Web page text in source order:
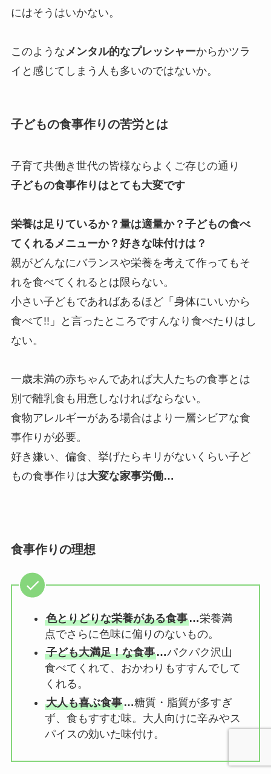
にはそうはいかない。
このような メンタル的なプレッシャーからかツラ
イと感じてしまう人も多いのではないか。
子どもの食事作りの苦労とは
子育て共働き世代の皆様ならよくご存じの通り
子どもの食事作りはとても大変です
栄養は足りているか？量は適量か？子どもの食べ
てくれるメニューか？好きな味付けは？
親がどんなにバランスや栄養を考えて作ってもそ
れを食べてくれるとは限らない。
小さい子どもであればあるほど「身体にいいから
食べて!!」と言ったところですんなり食べたりはし
ない。
一歳未満の赤ちゃんであれば大人たちの食事とは
別で離乳食も用意しなければならない。
食物アレルギーがある場合はより一層シビアな食
事作りが必要。
好き嫌い、偏食、挙げたらキリがないくらい子ど
もの食事作りは大変な家事労働…
食事作りの理想
色とりどりな栄養がある食事…栄養満
点でさらに色味に偏りのないもの。
子ども大満足！な食事…パクパク沢山
食べてくれて、おかわりもすすんでして
くれる。
大人も喜ぶ食事…糖質・脂質が多すぎ
ず、食もすすむ味。大人向けに辛みやス
パイスの効いた味付け。